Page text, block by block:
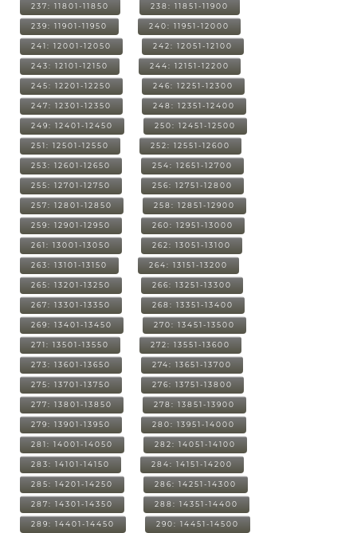
237: 11801-11850 238: 11851-11900
239: 11901-11950 240: 11951-12000
241: 12001-12050 242: 12051-12100
243: 12101-12150 244: 12151-12200
245: 12201-12250 246: 12251-12300
247: 12301-12350 248: 12351-12400
249: 12401-12450 250: 12451-12500
251: 12501-12550 252: 12551-12600
253: 12601-12650 254: 12651-12700
255: 12701-12750 256: 12751-12800
257: 12801-12850 258: 12851-12900
259: 12901-12950 260: 12951-13000
261: 13001-13050 262: 13051-13100
263: 13101-13150 264: 13151-13200
265: 13201-13250 266: 13251-13300
267: 13301-13350 268: 13351-13400
269: 13401-13450 270: 13451-13500
271: 13501-13550 272: 13551-13600
273: 13601-13650 274: 13651-13700
275: 13701-13750 276: 13751-13800
277: 13801-13850 278: 13851-13900
279: 13901-13950 280: 13951-14000
281: 14001-14050 282: 14051-14100
283: 14101-14150 284: 14151-14200
285: 14201-14250 286: 14251-14300
287: 14301-14350 288: 14351-14400
289: 14401-14450 290: 14451-14500